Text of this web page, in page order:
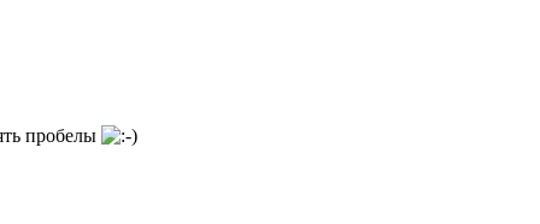
пробелы